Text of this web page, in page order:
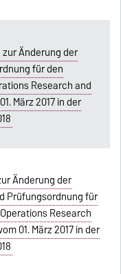
Änderung der
für den
Research and
März 2017 in der
Änderung der
Prüfungsordnung für
Research
01. März 2017 in der